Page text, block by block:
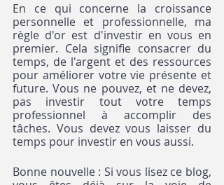
En ce qui concerne la croissance
personnelle et professionnelle, ma
règle d'or est d'investir en vous en
premier. Cela signifie consacrer du
temps, de l'argent et des ressources
pour améliorer votre vie présente et
future. Vous ne pouvez, et ne devez,
pas investir tout votre temps
professionnel à accomplir des
tâches. Vous devez vous laisser du
temps pour investir en vous aussi.
Bonne nouvelle : Si vous lisez ce blog,